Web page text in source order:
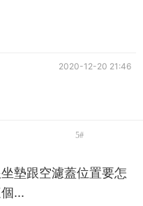
2020-12-20 21:46
5#
墊跟空濾蓋位置要怎
...